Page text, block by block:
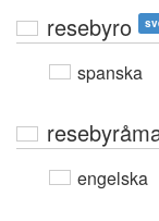
resebyro
spanska
engelska